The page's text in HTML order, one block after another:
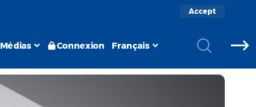
Accept
Médias Connexion Français